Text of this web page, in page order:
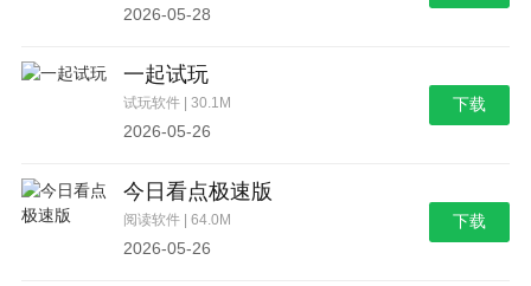
2026-05-28
一起试玩
试玩软件 | 30.1M
2026-05-26
下载
今日看点极速版
阅读软件 | 64.0M
2026-05-26
下载